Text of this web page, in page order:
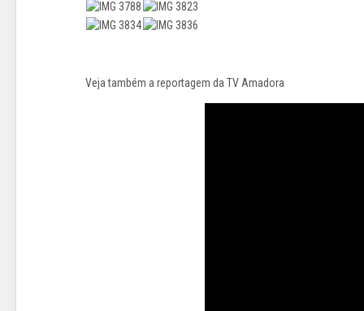
Veja também a reportagem da TV Amadora